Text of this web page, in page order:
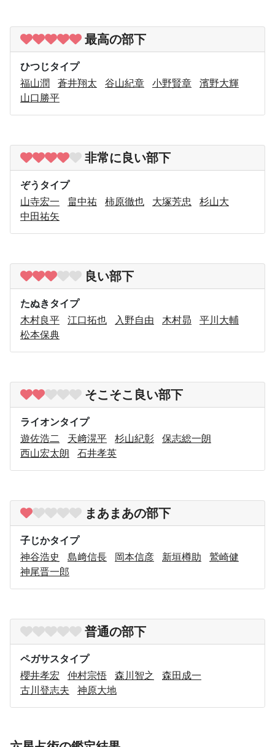
最高の部下
ひつじタイプ
福山潤
蒼井翔太 谷山紀章 小野賢章
濱野大輝
山口勝平
非常に良い部下
ぞうタイプ
山寺宏一
畠中祐 柿原徹也 大塚芳忠
杉山大
中田祐矢
良い部下
たぬきタイプ
木村良平
江口拓也 入野自由 木村昴
平川大輔
松本保典
そこそこ良い部下
ライオンタイプ
遊佐浩二
天﨑滉平 杉山紀彰
保志総一朗
西山宏太朗
石井孝英
まあまあの部下
子じかタイプ
神谷浩史
島﨑信長 岡本信彦 新垣樽助
鷲崎健
神尾晋一郎
普通の部下
ペガサスタイプ
櫻井孝宏
仲村宗悟 森川智之
森田成一
古川登志夫
神原大地